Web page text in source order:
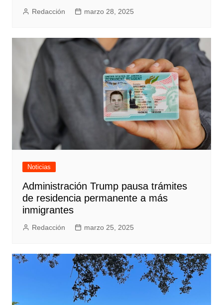
Redacción marzo 28, 2025
Noticias
Administración Trump pausa trámites
de residencia permanente a más
inmigrantes
Redacción marzo 25, 2025